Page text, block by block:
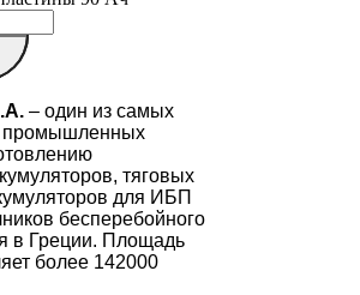
– один из самых
промышленных
тяговых
для ИБП
бесперебойного
в Греции. Площадь
более 142000